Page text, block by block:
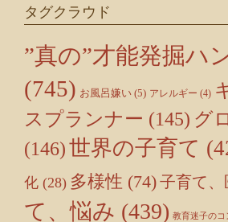
タグクラウド
”真の”才能発掘ハ
(745) お風呂嫌い (5) アレルギー (4)
スプランナー (145) グ
(146)世界の子育て
化 (28) 多様性 (74)子育て、
て、悩み (439) 教育迷子のコ